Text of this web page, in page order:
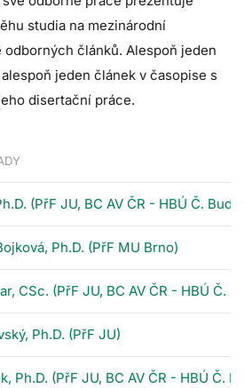
studia na mezinárodní
článků. Alespoň jeden
jeden článek v časopise s
disertační práce.
(PřF JU, BC AV ČR - HBÚ Č.
Ph.D. (PřF MU Brno)
CSc. (PřF JU, BC AV ČR - HBÚ Č.
Ph.D. (PřF JU)
Ph.D. (PřF JU, BC AV ČR - HBÚ Č.